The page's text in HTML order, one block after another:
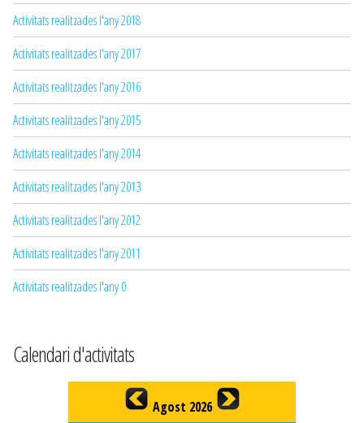
Activitats realitzades l'any 2018
Activitats realitzades l'any 2017
Activitats realitzades l'any 2016
Activitats realitzades l'any 2015
Activitats realitzades l'any 2014
Activitats realitzades l'any 2013
Activitats realitzades l'any 2012
Activitats realitzades l'any 2011
Activitats realitzades l'any 0
Calendari d'activitats
Agost 2026